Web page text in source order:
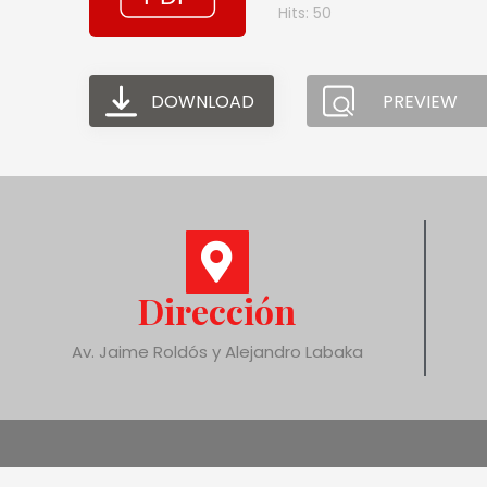
Hits: 50
DOWNLOAD PREVIEW
Dirección
Av. Jaime Roldós y Alejandro Labaka